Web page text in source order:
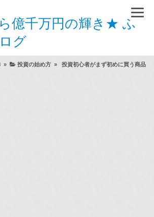
億千万円の輝き★ ふ
グ
» 投資の始め方»
投資初心者がまず初めに買う商品